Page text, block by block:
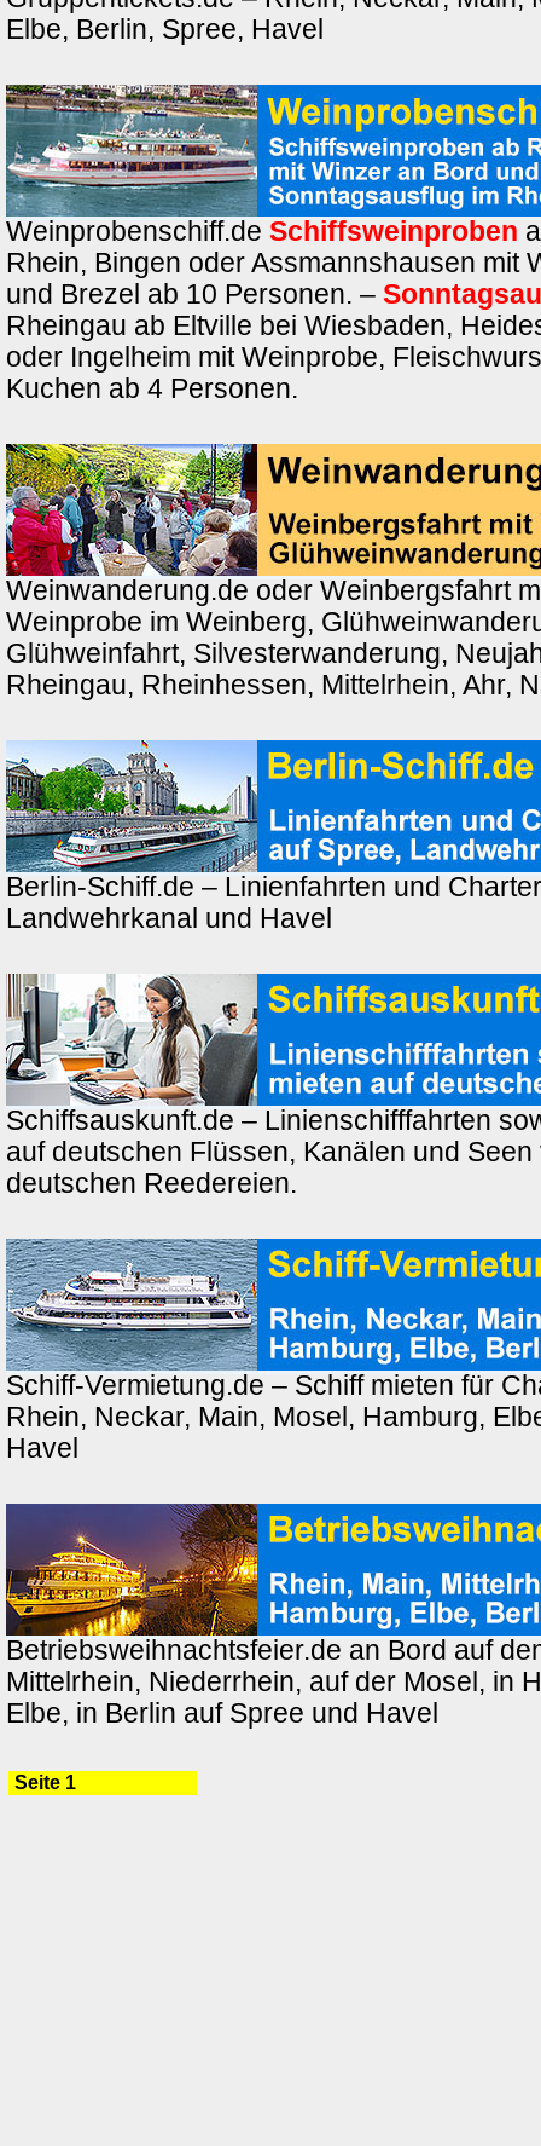
Elbe, Berlin, Spree, Havel
Weinprobenschiff.de Schiffsweinproben
Rhein, Bingen oder Assmannshausen mit
und Brezel ab 10 Personen. –
Rheingau ab Eltville bei Wiesbaden,
oder Ingelheim mit Weinprobe,
Kuchen ab 4 Personen.
Weinwanderung.de oder Weinbergsfahrt
Weinprobe im Weinberg,
Glühweinfahrt, Silvesterwanderung,
Rheingau, Rheinhessen, Mittelrhein, Ahr,
Berlin-Schiff.de – Linienfahrten und
Landwehrkanal und Havel
Schiffsauskunft.de – Linienschifffahrten
auf deutschen Flüssen, Kanälen und Seen
deutschen Reedereien.
Schiff-Vermietung.de – Schiff mieten für
Rhein, Neckar, Main, Mosel, Hamburg,
Havel
Betriebsweihnachtsfeier.de an Bord auf
Mittelrhein, Niederrhein, auf der Mosel, in
Elbe, in Berlin auf Spree und Havel
Seite 1